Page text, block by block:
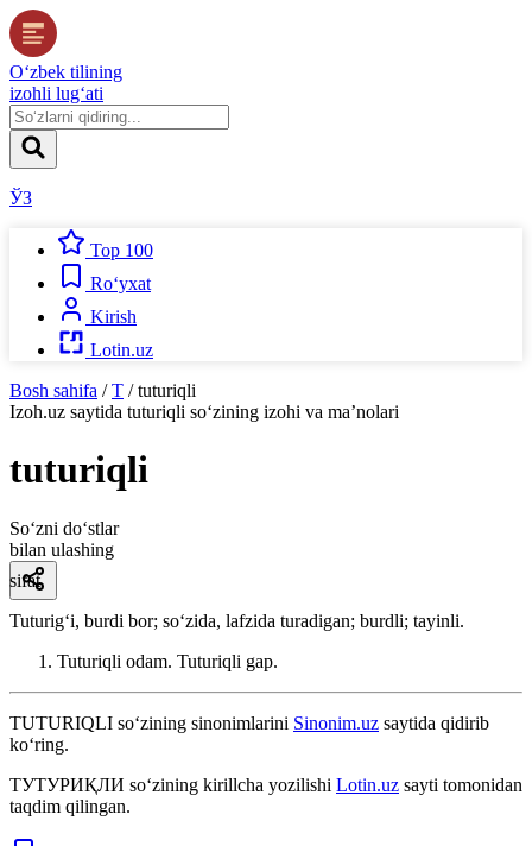
O‘zbek tilining
izohli lug‘ati
ЎЗ
Top 100
Ro‘yxat
Kirish
Lotin.uz
Bosh sahifa / T / tuturiqli
Izoh.uz saytida tuturiqli so‘zining izohi va ma’nolari
tuturiqli
So‘zni do‘stlar
bilan ulashing
sifat
Tuturigʻi, burdi bor; soʻzida, lafzida turadigan; burdli; tayinli.
Tuturiqli odam. Tuturiqli gap.
TUTURIQLI so‘zining sinonimlarini Sinonim.uz saytida qidirib
ko‘ring.
ТУТУРИҚЛИ so‘zining kirillcha yozilishi Lotin.uz sayti tomonidan
taqdim qilingan.